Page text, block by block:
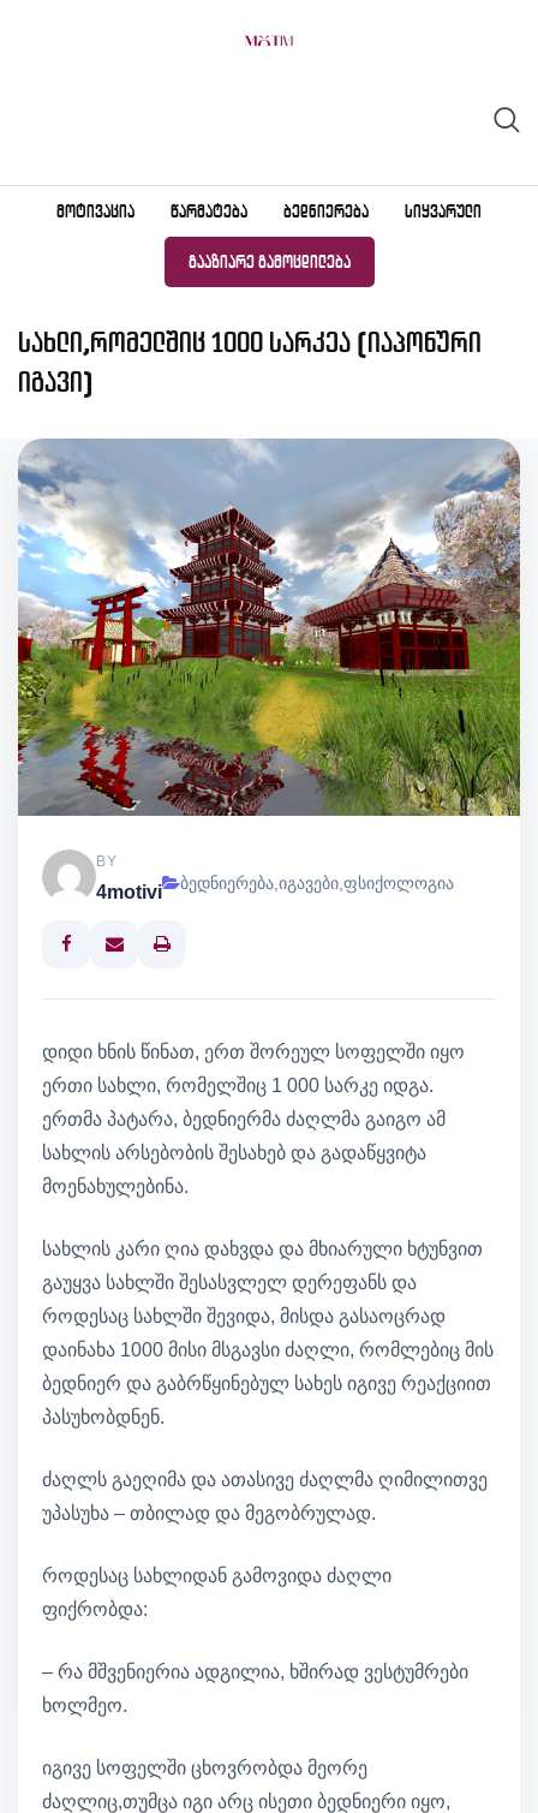
ᲛᲝᲢᲘᲕᲐᲪᲘᲐ ᲬᲐᲠᲛᲐᲢᲔᲑᲐ ᲑᲔᲓᲜᲘᲔᲠᲔᲑᲐ ᲡᲘᲧᲕᲐᲠᲣᲚᲘ
ᲒᲐᲐᲖᲘᲐᲠᲔ ᲒᲐᲛᲝᲪᲓᲘᲚᲔᲑᲐ
სახლი,რომელშიც 1000 სარკეა (იაპონური
იგავი)
BY
4motivi ბედნიერება იგავები ფსიქოლოგია
Print
დიდი ხნის წინათ, ერთ შორეულ სოფელში იყო
ერთი სახლი, რომელშიც 1 000 სარკე იდგა.
ერთმა პატარა, ბედნიერმა ძაღლმა გაიგო ამ
სახლის არსებობის შესახებ და გადაწყვიტა
მოენახულებინა.
სახლის კარი ღია დახვდა და მხიარული ხტუნვით
გაუყვა სახლში შესასვლელ დერეფანს და
როდესაც სახლში შევიდა, მისდა გასაოცრად
დაინახა 1000 მისი მსგავსი ძაღლი, რომლებიც მის
ბედნიერ და გაბრწყინებულ სახეს იგივე რეაქციით
პასუხობდნენ.
ძაღლს გაეღიმა და ათასივე ძაღლმა ღიმილითვე
უპასუხა – თბილად და მეგობრულად.
როდესაც სახლიდან გამოვიდა ძაღლი
ფიქრობდა:
– რა მშვენიერია ადგილია, ხშირად ვესტუმრები
ხოლმეო.
იგივე სოფელში ცხოვრობდა მეორე
ძაღლიც,თუმცა იგი არც ისეთი ბედნიერი იყო,